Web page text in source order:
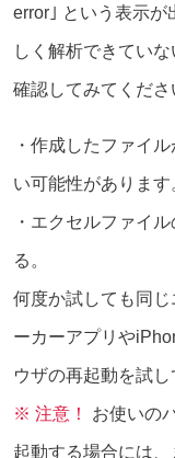
error｣ という表示が
しく解析できてい
確認してみてくださ
・作成したファイ
い可能性があります
・エクセルファイ
る。
何度か試しても同
ーカーアプリや
ウザの再起動を試し
※ 注意！ お使いの
起動する場合には